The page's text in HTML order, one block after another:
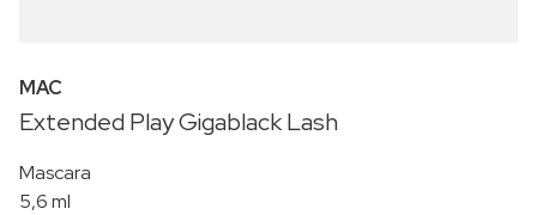
MAC
Extended Play Gigablack Lash
Mascara
5,6 ml